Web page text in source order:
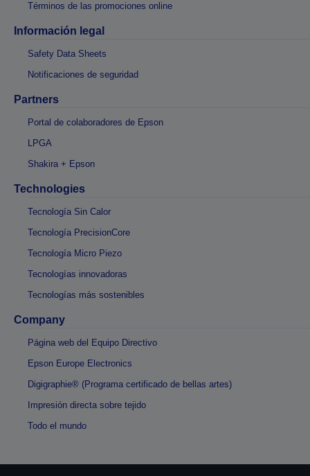
Términos de las promociones online
Información legal
Safety Data Sheets
Notificaciones de seguridad
Partners
Portal de colaboradores de Epson
LPGA
Shakira + Epson
Technologies
Tecnología Sin Calor
Tecnología PrecisionCore
Tecnología Micro Piezo
Tecnologías innovadoras
Tecnologías más sostenibles
Company
Página web del Equipo Directivo
Epson Europe Electronics
Digigraphie® (Programa certificado de bellas artes)
Impresión directa sobre tejido
Todo el mundo